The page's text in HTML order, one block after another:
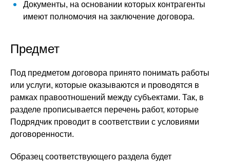
Документы, на основании которых контрагенты
имеют полномочия на заключение договора.
Предмет
Под предметом договора принято понимать работы
или услуги, которые оказываются и проводятся в
рамках правоотношений между субъектами. Так, в
разделе прописывается перечень работ, которые
Подрядчик проводит в соответствии с условиями
договоренности.
Образец соответствующего раздела будет